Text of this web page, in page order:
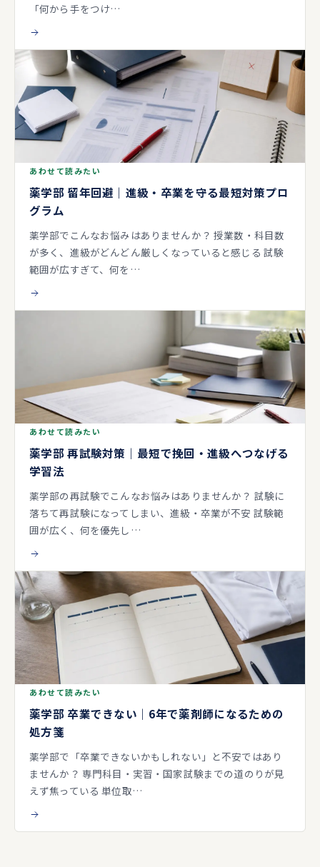
「何から手をつけ…
あわせて読みたい
薬学部 留年回避｜進級・卒業を守る最短対策プロ
グラム
薬学部でこんなお悩みはありませんか？ 授業数・科目数
が多く、進級がどんどん厳しくなっていると感じる 試験
範囲が広すぎて、何を…
あわせて読みたい
薬学部 再試験対策｜最短で挽回・進級へつなげる
学習法
薬学部の再試験でこんなお悩みはありませんか？ 試験に
落ちて再試験になってしまい、進級・卒業が不安 試験範
囲が広く、何を優先し…
あわせて読みたい
薬学部 卒業できない｜6年で薬剤師になるための
処方箋
薬学部で「卒業できないかもしれない」と不安ではあり
ませんか？ 専門科目・実習・国家試験までの道のりが見
えず焦っている 単位取…